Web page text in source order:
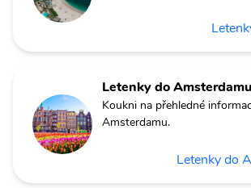
Letenky do Amsterdamu
Koukni na přehledné
Amsterdamu.
Letenky do